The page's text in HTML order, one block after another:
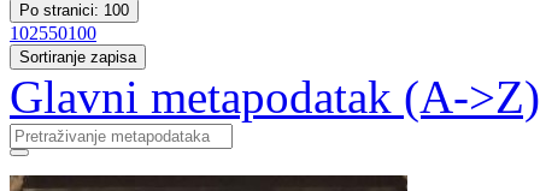
Po stranici: 100
102550100
Sortiranje zapisa
Glavni metapodatak (A->Z)